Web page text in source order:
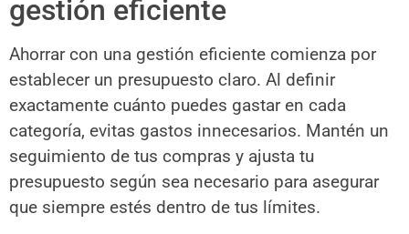
gestión eficiente
Ahorrar con una gestión eficiente comienza por
establecer un presupuesto claro. Al definir
exactamente cuánto puedes gastar en cada
categoría, evitas gastos innecesarios. Mantén un
seguimiento de tus compras y ajusta tu
presupuesto según sea necesario para asegurar
que siempre estés dentro de tus límites.